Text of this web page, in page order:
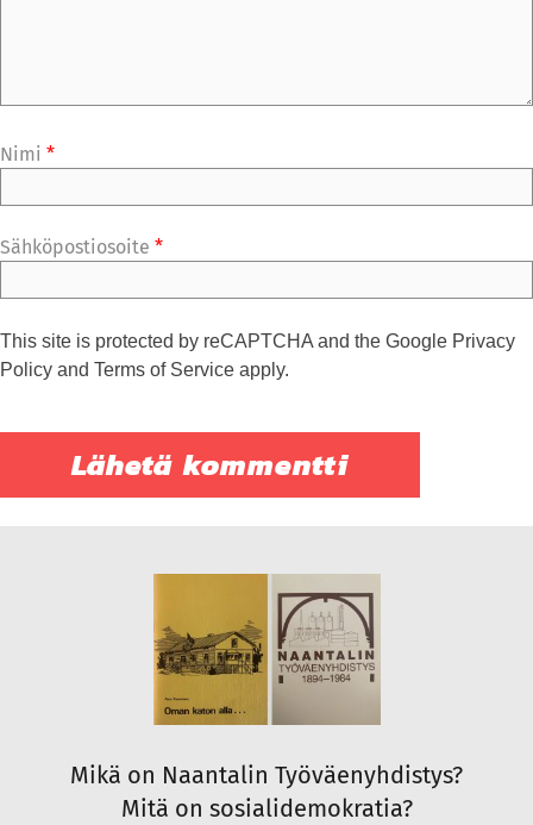
Nimi *
Sähköpostiosoite *
This site is protected by reCAPTCHA and the Google Privacy
Policy and Terms of Service apply.
Mikä on Naantalin Työväenyhdistys?
Mitä on sosialidemokratia?